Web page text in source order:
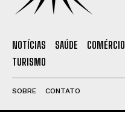
NOTÍCIAS SAÚDE COMÉRCIO
TURISMO
SOBRE CONTATO